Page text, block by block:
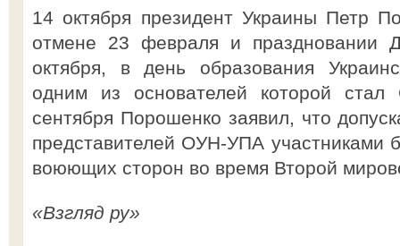
14 октября президент Украины Петр
отмене 23 февраля и праздновании
октября, в день образования
одним из основателей которой
сентября Порошенко заявил, что
представителей ОУН-УПА участниками
воюющих сторон во время Второй
«Взгляд ру»